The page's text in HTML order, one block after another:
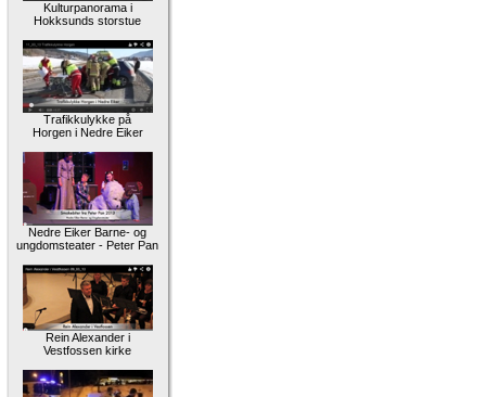
Kulturpanorama i
Hokksunds storstue
Trafikkulykke på
Horgen i Nedre Eiker
Nedre Eiker Barne- og
ungdomsteater - Peter Pan
Rein Alexander i
Vestfossen kirke